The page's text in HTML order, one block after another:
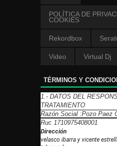
POLÍTICA DE
COOKIES
Rekordbox
Video Virtual Dj
TÉRMINOS Y
1.- DATOS DEL
TRATAMIENTO
Razón Social :Pozo Paez
Ruc 1710975408001
Dirección
velasco ibarra y vicente